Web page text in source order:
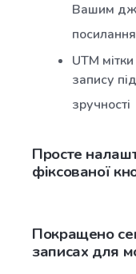
Вашим
UTM
запису
зручності
Просте
фіксованої
Покращено
записах для